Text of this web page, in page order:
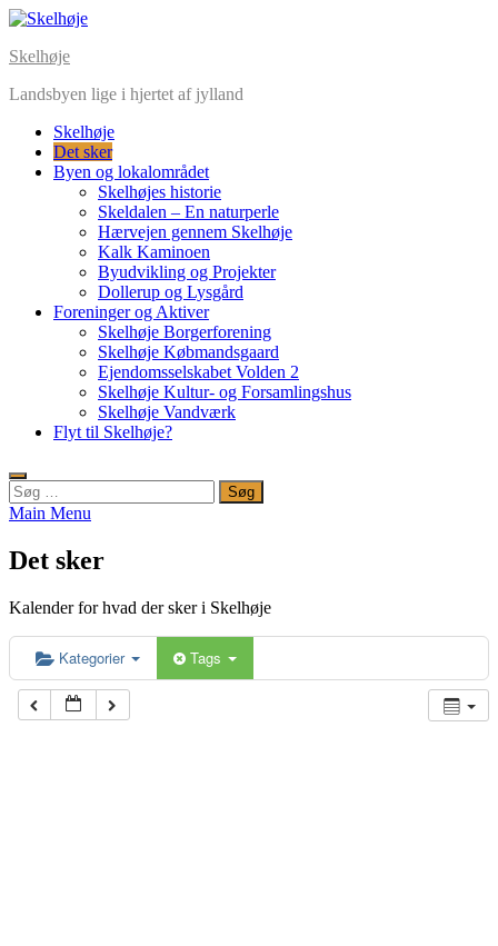
Skip
content
Skelhøje
Landsbyen lige i hjertet af jylland
Skelhøje
Det sker
Byen og lokalområdet
Skelhøjes historie
Skeldalen – En naturperle
Hærvejen gennem Skelhøje
Kalk Kaminoen
Byudvikling og Projekter
Dollerup og Lysgård
Foreninger og Aktiver
Skelhøje Borgerforening
Skelhøje Købmandsgaard
Ejendomsselskabet Volden 2
Skelhøje Kultur- og Forsamlingshus
Skelhøje Vandværk
Flyt til Skelhøje?
Søg
efter:
Main Menu
Det sker
Kalender for hvad der sker i Skelhøje
Kategorier Tags